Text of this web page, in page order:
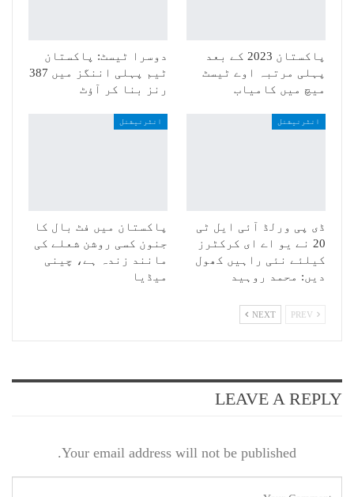
پاکستان 2023 کے بعد
پہلی مرتبہ اوے ٹیسٹ
میچ میں کامیاب
دوسرا ٹیسٹ: پاکستان
ٹیم پہلی اننگز میں 387
رنز بنا کر آؤٹ
انٹرنیشنل
ڈی پی ورلڈ آئی ایل ٹی
20 نے یو اے ای کرکٹرز
کیلئے نئی راہیں کھول
دیں: محمد روہید
انٹرنیشنل
پاکستان میں فٹ بال کا
جنون کسی روشن شعلے کی
مانند زندہ ہے، چینی
میڈیا
NEXT
LEAVE A REPLY
Your email address will not be published.